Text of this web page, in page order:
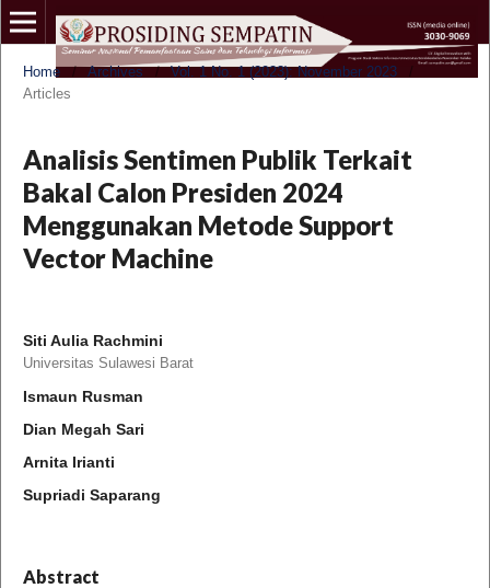
Home / Archives / Vol. 1 No. 1 (2023): November 2023
/
Articles
Analisis Sentimen Publik Terkait
Bakal Calon Presiden 2024
Menggunakan Metode Support
Vector Machine
Siti Aulia Rachmini
Universitas Sulawesi Barat
Ismaun Rusman
Dian Megah Sari
Arnita Irianti
Supriadi Saparang
Abstract